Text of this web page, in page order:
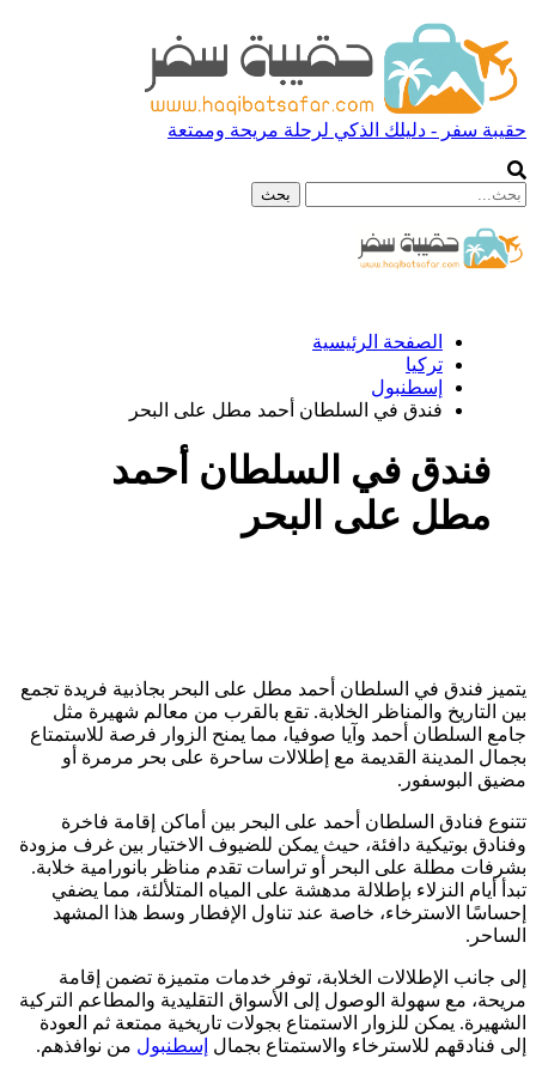
حقيبة سفر - دليلك الذكي لرحلة مريحة وممتعة
الصفحة الرئيسية
تركيا
إسطنبول
فندق في السلطان أحمد مطل على البحر
فندق في السلطان أحمد
مطل على البحر
يتميز فندق في السلطان أحمد مطل على البحر بجاذبية فريدة تجمع
بين التاريخ والمناظر الخلابة. تقع بالقرب من معالم شهيرة مثل
جامع السلطان أحمد وآيا صوفيا، مما يمنح الزوار فرصة للاستمتاع
بجمال المدينة القديمة مع إطلالات ساحرة على بحر مرمرة أو
مضيق البوسفور.
تتنوع فنادق السلطان أحمد على البحر بين أماكن إقامة فاخرة
وفنادق بوتيكية دافئة، حيث يمكن للضيوف الاختيار بين غرف مزودة
بشرفات مطلة على البحر أو تراسات تقدم مناظر بانورامية خلابة.
تبدأ أيام النزلاء بإطلالة مدهشة على المياه المتلألئة، مما يضفي
إحساسًا الاسترخاء، خاصة عند تناول الإفطار وسط هذا المشهد
الساحر.
إلى جانب الإطلالات الخلابة، توفر خدمات متميزة تضمن إقامة
مريحة، مع سهولة الوصول إلى الأسواق التقليدية والمطاعم التركية
الشهيرة. يمكن للزوار الاستمتاع بجولات تاريخية ممتعة ثم العودة
إلى فنادقهم للاسترخاء والاستمتاع بجمال إسطنبول من نوافذهم.